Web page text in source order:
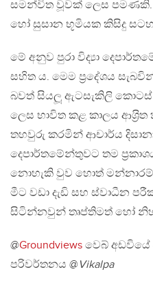
සමන්විත වූවක් ලෙස පමණකි.
හෝ සුසාන භූමියක කිසිදු
මේ අනුව පුරා විද්‍යා
සහිත ය. මෙම ප්‍රදේශය
බවත් සියලූ ඇටසැකිලි
ලෙස භාවිත කළ කාලය ආශ‍්‍රිත
තහවුරු කරමින් ආචාර්ය
දෙපාර්තමේන්තුවට තම
නොහැකි වුව හොත්
මීට වඩා දැඩි සහ ස්වාධීන
සිටින්නවුන් තෘප්තිමත් හෝ
@Groundviews වෙබ් අඩවියේ
පරිවර්තනය @ Vikalpa